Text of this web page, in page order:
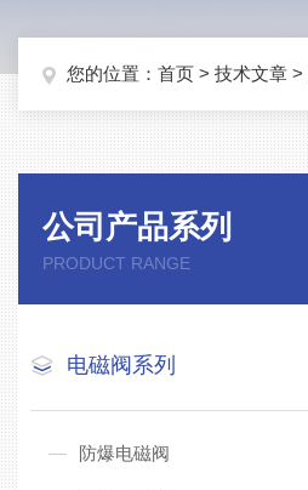
您的位置： 首页 > 技术文章 >
公司产品系列
PRODUCT RANGE
电磁阀系列
防爆电磁阀